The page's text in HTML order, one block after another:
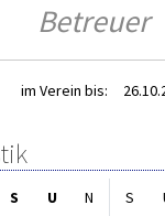
Betreuer
im Verein bis:
S U N S